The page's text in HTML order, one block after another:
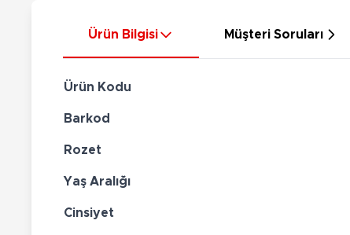
Ürün Bilgisi Müşteri Soruları
Ürün Kodu
Barkod
Rozet
Yaş Aralığı
Cinsiyet